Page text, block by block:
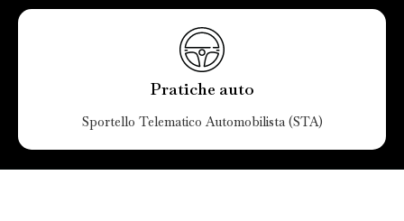
Pratiche auto
Sportello Telematico Automobilista (STA)